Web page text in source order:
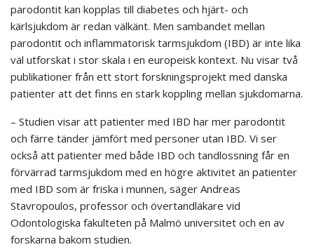
parodontit kan kopplas till diabetes och hjärt- och
kärlsjukdom är redan välkänt. Men sambandet mellan
parodontit och inflammatorisk tarmsjukdom (IBD) är inte lika
väl utforskat i stor skala i en europeisk kontext. Nu visar två
publikationer från ett stort forskningsprojekt med danska
patienter att det finns en stark koppling mellan sjukdomarna.
– Studien visar att patienter med IBD har mer parodontit
och färre tänder jämfört med personer utan IBD. Vi ser
också att patienter med både IBD och tandlossning får en
förvärrad tarmsjukdom med en högre aktivitet än patienter
med IBD som är friska i munnen, säger Andreas
Stavropoulos, professor och övertandläkare vid
Odontologiska fakulteten på Malmö universitet och en av
forskarna bakom studien.